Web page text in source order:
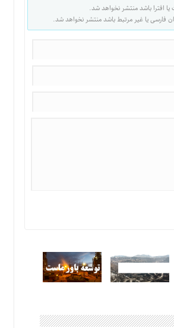
افترا باشد منتشر نخواهد شد.
فارسی یا غیر مرتبط باشد منتشر نخواهد شد.